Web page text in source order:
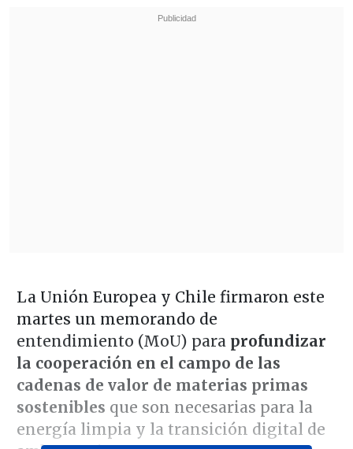
La Unión Europea y Chile firmaron este
martes un memorando de
entendimiento (MoU) para profundizar
la cooperación en el campo de las
cadenas de valor de materias primas
sostenibles que son necesarias para la
energía limpia y la transición digital de